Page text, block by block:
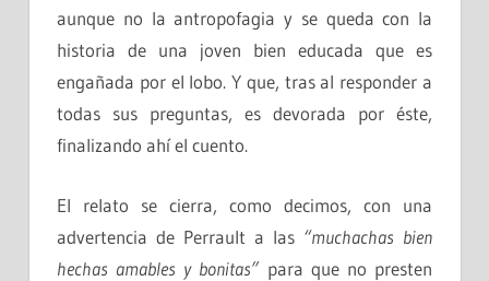
aunque no la antropofagia y se queda con la
historia de una joven bien educada que es
engañada por el lobo. Y que, tras al responder a
todas sus preguntas, es devorada por éste,
finalizando ahí el cuento.
El relato se cierra, como decimos, con una
advertencia de Perrault a las “muchachas bien
hechas amables y bonitas” para que no presten